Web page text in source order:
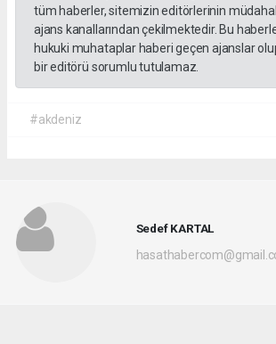
tüm haberler, sitemizin editörlerinin
ajans kanallarından çekilmektedir. Bu
hukuki muhataplar haberi geçen ajanslar
bir editörü sorumlu tutulamaz.
#akdeniz
Sedef KARTAL